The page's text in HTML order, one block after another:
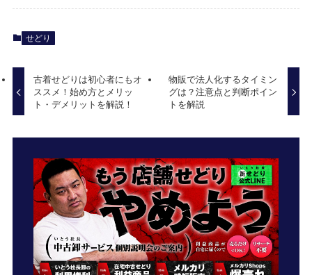
せどり
古着せどりは初心者にもオ
ススメ！始め方とメリッ
ト・デメリットを解説！
物販で法人化するタイミン
グは？注意点と判断ポイン
トを解説